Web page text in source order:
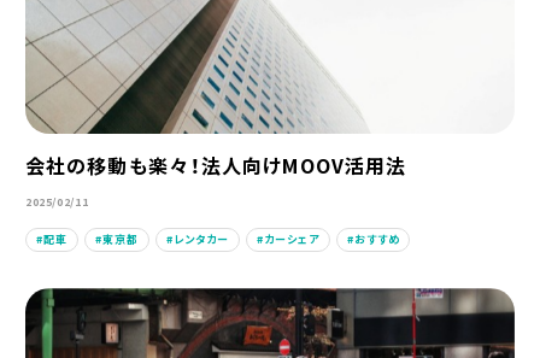
会社の移動も楽々！法人向けMOOV活用法
2025/02/11
配車 東京都 レンタカー カーシェア おすすめ